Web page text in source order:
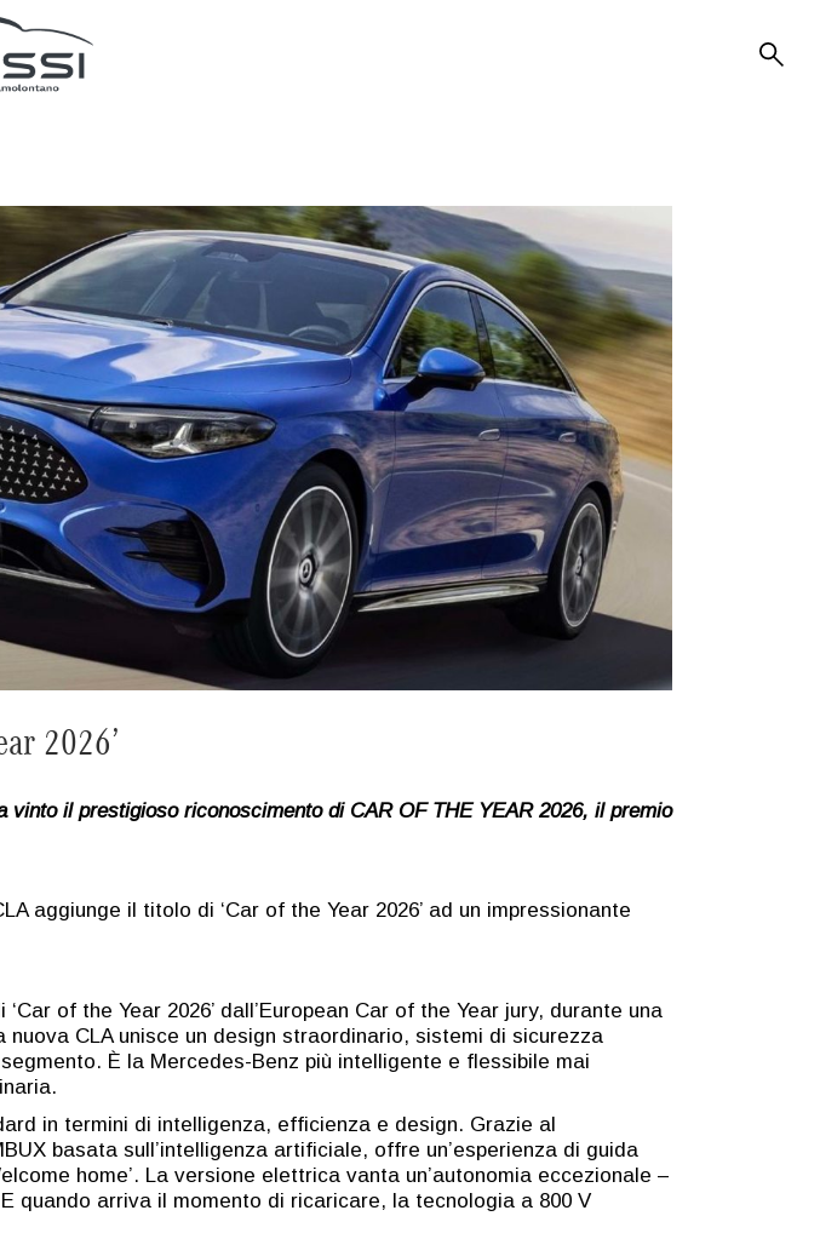
2026’
il prestigioso riconoscimento di CAR OF THE YEAR 2026, il premio
aggiunge il titolo di ‘Car of the Year 2026’ ad un impressionante
of the Year 2026’ dall’European Car of the Year jury, durante una
CLA unisce un design straordinario, sistemi di sicurezza
È la Mercedes-Benz più intelligente e flessibile mai
in termini di intelligenza, efficienza e design. Grazie al
basata sull’intelligenza artificiale, offre un’esperienza di guida
home’. La versione elettrica vanta un’autonomia eccezionale –
quando arriva il momento di ricaricare, la tecnologia a 800 V